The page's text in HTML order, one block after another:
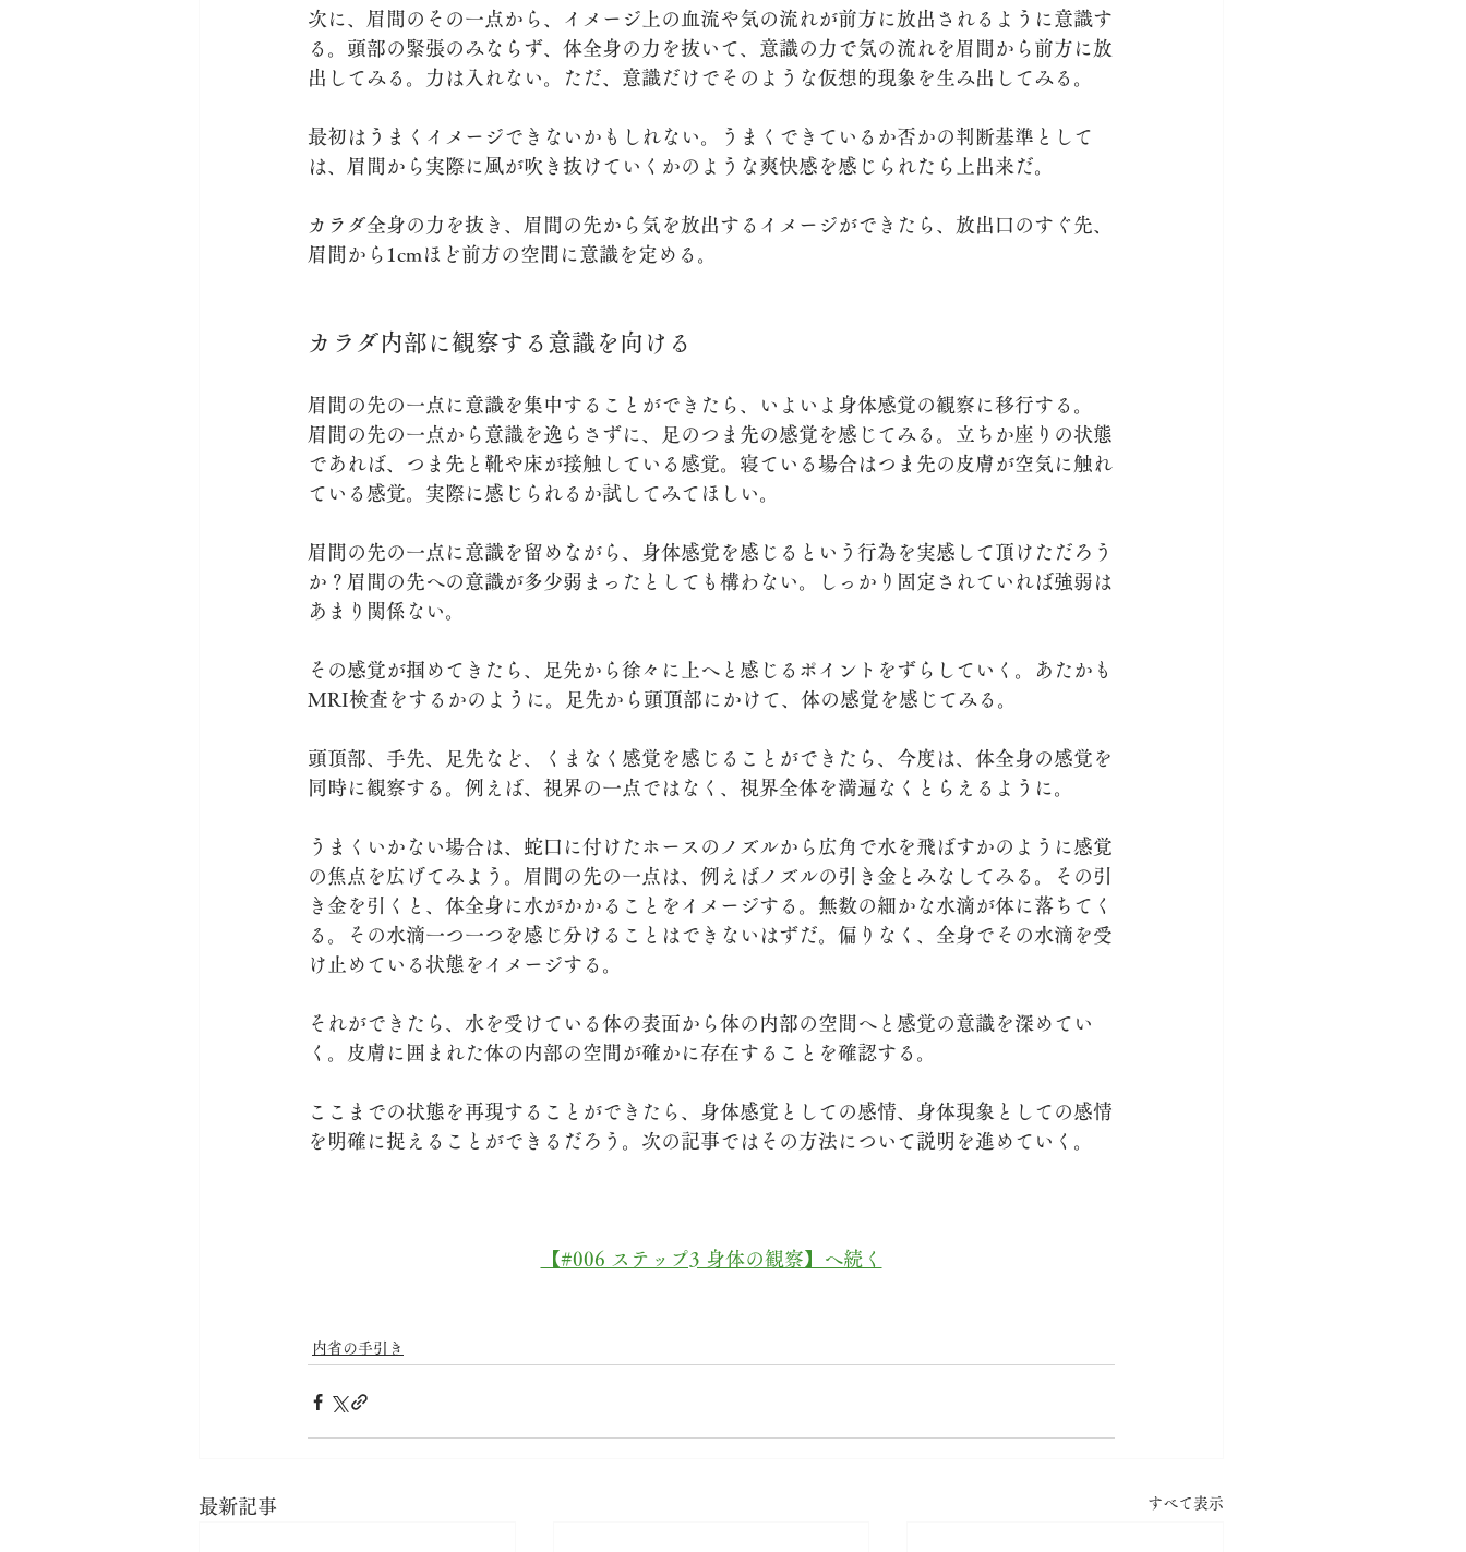
次に、眉間のその一点から、イメージ上の血流や気の流れが前方に放出されるように意識す
る。頭部の緊張のみならず、体全身の力を抜いて、意識の力で気の流れを眉間から前方に放
出してみる。力は入れない。ただ、意識だけでそのような仮想的現象を生み出してみる。
最初はうまくイメージできないかもしれない。うまくできているか否かの判断基準として
は、眉間から実際に風が吹き抜けていくかのような爽快感を感じられたら上出来だ。
カラダ全身の力を抜き、眉間の先から気を放出するイメージができたら、放出口のすぐ先、
眉間から1cmほど前方の空間に意識を定める。
カラダ内部に観察する意識を向ける
眉間の先の一点に意識を集中することができたら、いよいよ身体感覚の観察に移行する。
眉間の先の一点から意識を逸らさずに、足のつま先の感覚を感じてみる。立ちか座りの状態
であれば、つま先と靴や床が接触している感覚。寝ている場合はつま先の皮膚が空気に触れ
ている感覚。実際に感じられるか試してみてほしい。
眉間の先の一点に意識を留めながら、身体感覚を感じるという行為を実感して頂けただろう
か？眉間の先への意識が多少弱まったとしても構わない。しっかり固定されていれば強弱は
あまり関係ない。
その感覚が掴めてきたら、足先から徐々に上へと感じるポイントをずらしていく。あたかも
MRI検査をするかのように。足先から頭頂部にかけて、体の感覚を感じてみる。
頭頂部、手先、足先など、くまなく感覚を感じることができたら、今度は、体全身の感覚を
同時に観察する。例えば、視界の一点ではなく、視界全体を満遍なくとらえるように。
うまくいかない場合は、蛇口に付けたホースのノズルから広角で水を飛ばすかのように感覚
の焦点を広げてみよう。眉間の先の一点は、例えばノズルの引き金とみなしてみる。その引
き金を引くと、体全身に水がかかることをイメージする。無数の細かな水滴が体に落ちてく
る。その水滴一つ一つを感じ分けることはできないはずだ。偏りなく、全身でその水滴を受
け止めている状態をイメージする。
それができたら、水を受けている体の表面から体の内部の空間へと感覚の意識を深めてい
く。皮膚に囲まれた体の内部の空間が確かに存在することを確認する。
ここまでの状態を再現することができたら、身体感覚としての感情、身体現象としての感情
を明確に捉えることができるだろう。次の記事ではその方法について説明を進めていく。
【#006 ステップ3 身体の観察】へ続く
内省の手引き
最新記事 すべて表示